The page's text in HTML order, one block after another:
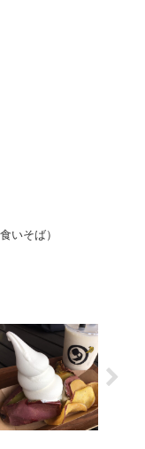
いそば）